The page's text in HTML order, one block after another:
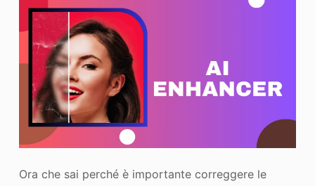
Ora che sai perché è importante correggere le